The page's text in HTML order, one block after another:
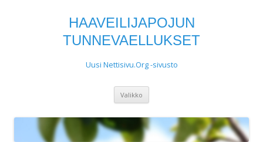
HAAVEILIJAPOJUN
TUNNEVAELLUKSET
Uusi Nettisivu.Org -sivusto
Valikko